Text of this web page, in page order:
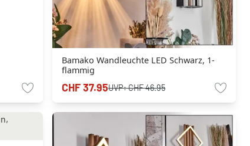
Bamako Wandleuchte LED Schwarz, 1-
flammig
CHF 37.95UVP:CHF 46.95